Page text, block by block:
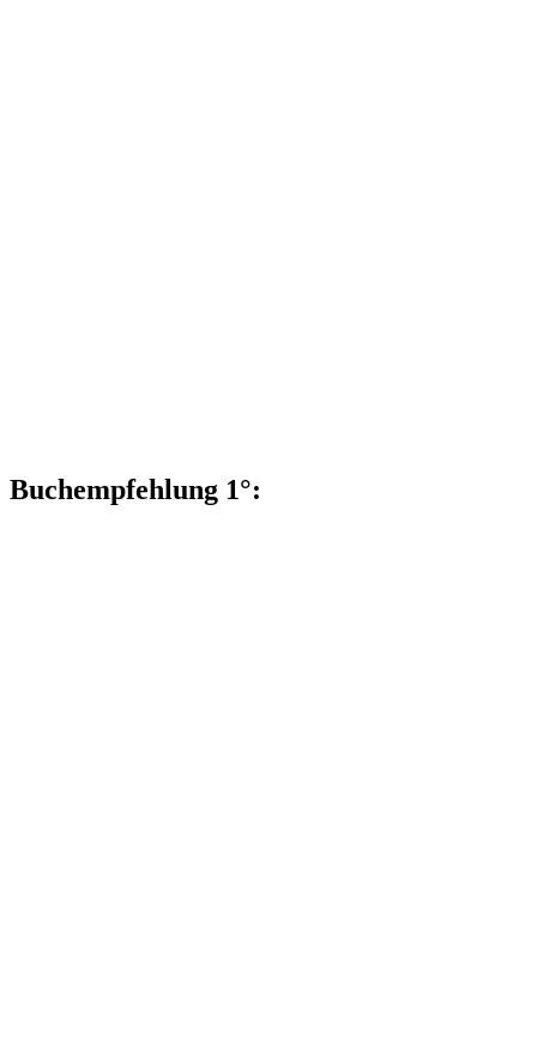
Buchempfehlung 1°: